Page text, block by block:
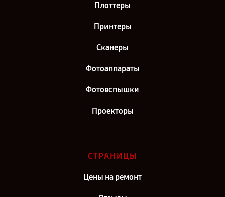
Плоттеры
Принтеры
Сканеры
Фотоаппараты
Фотовспышки
Проекторы
СТРАНИЦЫ
Цены на ремонт